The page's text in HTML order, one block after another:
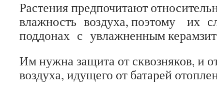
Растения предпочитают
влажность воздуха, поэтому их
поддонах с увлажненным
Им нужна защита от сквозняков, и
воздуха, идущего от батарей